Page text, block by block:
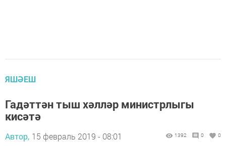
ЯШӘЕШ
Гадәттән тыш хәлләр министрлыгы
кисәтә
Автор, 15 февраль 2019 - 08:01 1392 0 0